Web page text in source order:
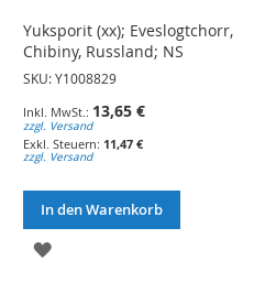
Yuksporit (xx); Eveslogtchorr,
Chibiny, Russland; NS
SKU: Y1008829
13,65 €
zzgl. Versand
11,47 €
zzgl. Versand
In den Warenkorb
ZUR